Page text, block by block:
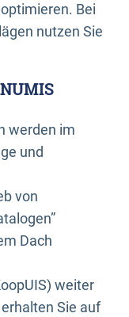
Bei
nutzen Sie
werden im
und
von
Dach
weiter
Sie auf